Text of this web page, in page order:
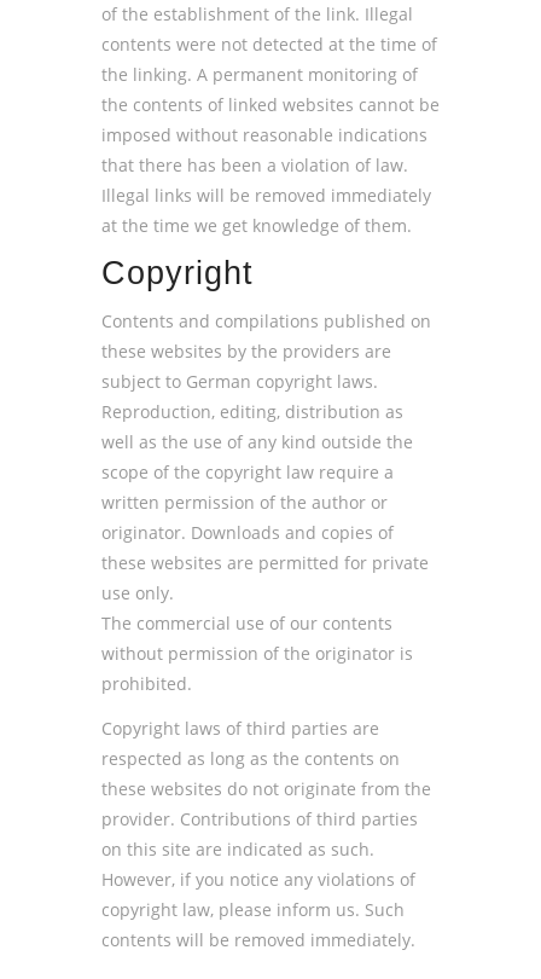
of the establishment of the link. Illegal
contents were not detected at the time of
the linking. A permanent monitoring of
the contents of linked websites cannot be
imposed without reasonable indications
that there has been a violation of law.
Illegal links will be removed immediately
at the time we get knowledge of them.
Copyright
Contents and compilations published on
these websites by the providers are
subject to German copyright laws.
Reproduction, editing, distribution as
well as the use of any kind outside the
scope of the copyright law require a
written permission of the author or
originator. Downloads and copies of
these websites are permitted for private
use only.
The commercial use of our contents
without permission of the originator is
prohibited.
Copyright laws of third parties are
respected as long as the contents on
these websites do not originate from the
provider. Contributions of third parties
on this site are indicated as such.
However, if you notice any violations of
copyright law, please inform us. Such
contents will be removed immediately.